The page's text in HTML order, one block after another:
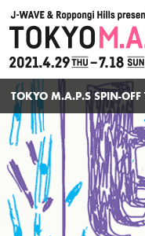
TOKYO M.A.P.S
TOKYO M.A.P.S SPIN-